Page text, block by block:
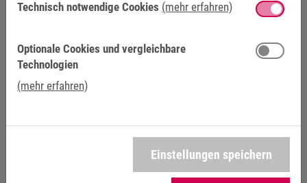
Technisch notwendige Cookies (mehr erfahren)
Optionale Cookies und vergleichbare
Technologien
(mehr erfahren)
Einstellungen speichern